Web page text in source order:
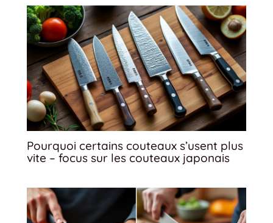
Pourquoi certains couteaux s’usent plus
vite – focus sur les couteaux japonais